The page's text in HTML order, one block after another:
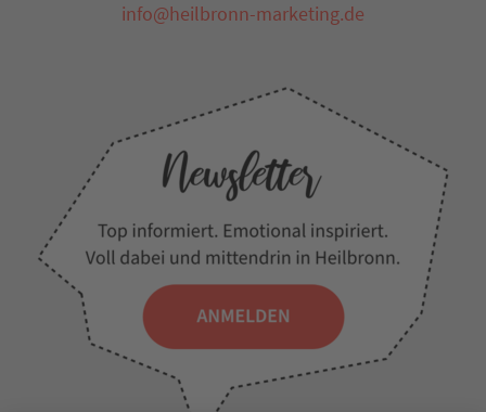
info@heilbronn-marketing.de